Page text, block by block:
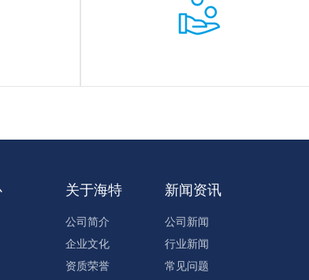
关于海特
公司简介
企业文化
资质荣誉
新闻资讯
公司新闻
行业新闻
常见问题